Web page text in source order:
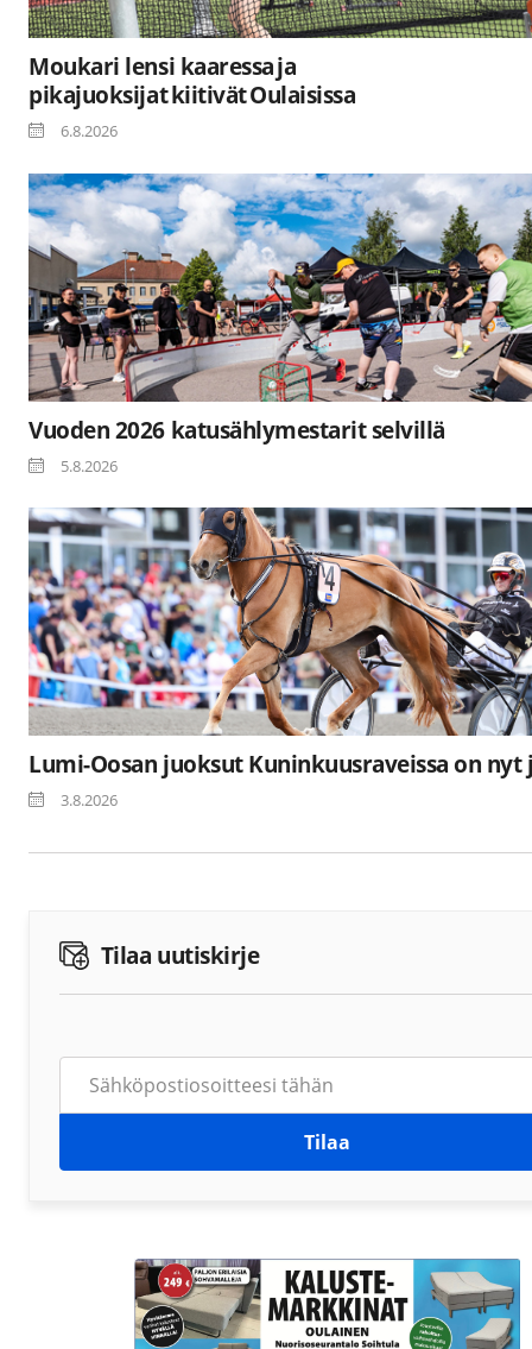
Moukari lensi kaaressa ja
pikajuoksijat kiitivät Oulaisissa
6.8.2026
Vuoden 2026 katusählymestarit selvillä
5.8.2026
Lumi-Oosan juoksut Kuninkuusraveissa on nyt
3.8.2026
Tilaa uutiskirje
Tilaa